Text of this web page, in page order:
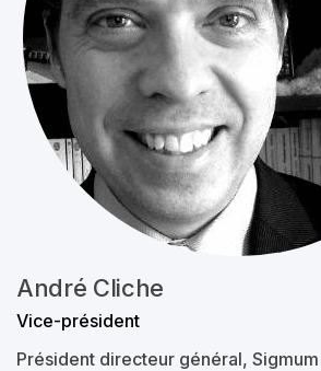
André Cliche
Vice-président
Président directeur général, Sigmum